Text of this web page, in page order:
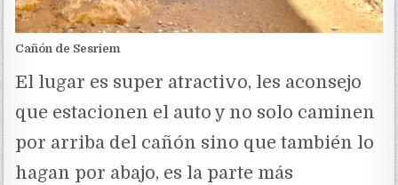
Cañón de Sesriem
El lugar es super atractivo, les aconsejo
que estacionen el auto y no solo caminen
por arriba del cañón sino que también lo
hagan por abajo, es la parte más